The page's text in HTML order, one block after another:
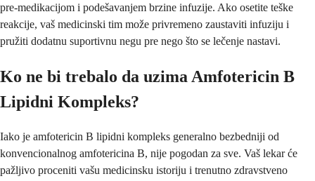
pre-medikacijom i podešavanjem brzine infuzije. Ako osetite teške
reakcije, vaš medicinski tim može privremeno zaustaviti infuziju i
pružiti dodatnu suportivnu negu pre nego što se lečenje nastavi.
Ko ne bi trebalo da uzima Amfotericin B
Lipidni Kompleks?
Iako je amfotericin B lipidni kompleks generalno bezbedniji od
konvencionalnog amfotericina B, nije pogodan za sve. Vaš lekar će
pažljivo proceniti vašu medicinsku istoriju i trenutno zdravstveno